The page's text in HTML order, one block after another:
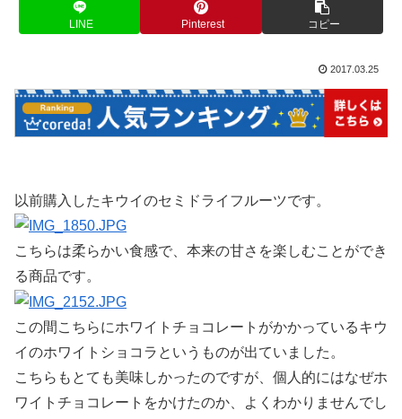
LINE Pinterest コピー
2017.03.25
以前購入したキウイのセミドライフルーツです。
こちらは柔らかい食感で、本来の甘さを楽しむことができ
る商品です。
この間こちらにホワイトチョコレートがかかっているキウ
イのホワイトショコラというものが出ていました。
こちらもとても美味しかったのですが、個人的にはなぜホ
ワイトチョコレートをかけたのか、よくわかりませんでし